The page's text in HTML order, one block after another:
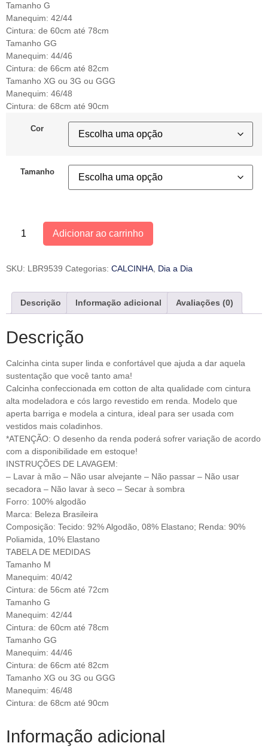
Tamanho G
Manequim: 42/44
Cintura: de 60cm até 78cm
Tamanho GG
Manequim: 44/46
Cintura: de 66cm até 82cm
Tamanho XG ou 3G ou GGG
Manequim: 46/48
Cintura: de 68cm até 90cm
Cor
Tamanho
Adicionar ao carrinho
SKU: LBR9539 Categorias: CALCINHA Dia a Dia
Descrição Informação adicional Avaliações (0)
Descrição
Calcinha cinta super linda e confortável que ajuda a dar aquela
sustentação que você tanto ama!
Calcinha confeccionada em cotton de alta qualidade com cintura
alta modeladora e cós largo revestido em renda. Modelo que
aperta barriga e modela a cintura, ideal para ser usada com
vestidos mais coladinhos.
*ATENÇÃO: O desenho da renda poderá sofrer variação de acordo
com a disponibilidade em estoque!
INSTRUÇÕES DE LAVAGEM:
– Lavar à mão – Não usar alvejante – Não passar – Não usar
secadora – Não lavar à seco – Secar à sombra
Forro: 100% algodão
Marca: Beleza Brasileira
Composição: Tecido: 92% Algodão, 08% Elastano; Renda: 90%
Poliamida, 10% Elastano
TABELA DE MEDIDAS
Tamanho M
Manequim: 40/42
Cintura: de 56cm até 72cm
Tamanho G
Manequim: 42/44
Cintura: de 60cm até 78cm
Tamanho GG
Manequim: 44/46
Cintura: de 66cm até 82cm
Tamanho XG ou 3G ou GGG
Manequim: 46/48
Cintura: de 68cm até 90cm
Informação adicional